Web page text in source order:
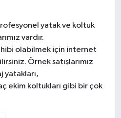
yatak ve koltuk
vardır.
olabilmek için internet
Örnek satışlarımız
yatakları,
ekim koltukları gibi bir çok